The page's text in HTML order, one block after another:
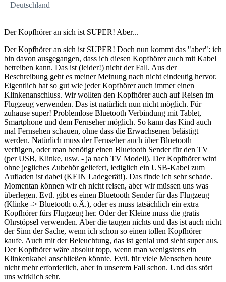
Deutschland
Der Kopfhörer an sich ist SUPER! Aber...
Der Kopfhörer an sich ist SUPER! Doch nun kommt das "aber": ich
bin davon ausgegangen, dass ich diesen Kopfhörer auch mit Kabel
betreiben kann. Das ist (leider!) nicht der Fall. Aus der
Beschreibung geht es meiner Meinung nach nicht eindeutig hervor.
Eigentlich hat so gut wie jeder Kopfhörer auch immer einen
Klinkenanschluss. Wir wollten den Kopfhörer auch auf Reisen im
Flugzeug verwenden. Das ist natürlich nun nicht möglich. Für
zuhause super! Problemlose Bluetooth Verbindung mit Tablet,
Smartphone und dem Fernseher möglich. So kann das Kind auch
mal Fernsehen schauen, ohne dass die Erwachsenen belästigt
werden. Natürlich muss der Fernseher auch über Bluetooth
verfügen, oder man benötigt einen Bluetooth Sender für den TV
(per USB, Klinke, usw. - ja nach TV Modell). Der Kopfhörer wird
ohne jegliches Zubehör geliefert, lediglich ein USB-Kabel zum
Aufladen ist dabei (KEIN Ladegerät!). Das finde ich sehr schade.
Momentan können wir eh nicht reisen, aber wir müssen uns was
überlegen. Evtl. gibt es einen Bluetooth Sender für das Flugzeug
(Klinke -> Bluetooth o.Ä.), oder es muss tatsächlich ein extra
Kopfhörer fürs Flugzeug her. Oder der Kleine muss die gratis
Ohrstöpsel verwenden. Aber die taugen nichts und das ist auch nicht
der Sinn der Sache, wenn ich schon so einen tollen Kopfhörer
kaufe. Auch mit der Beleuchtung, das ist genial und sieht super aus.
Der Kopfhörer wäre absolut topp, wenn man wenigstens ein
Klinkenkabel anschließen könnte. Evtl. für viele Menschen heute
nicht mehr erforderlich, aber in unserem Fall schon. Und das stört
uns wirklich sehr.